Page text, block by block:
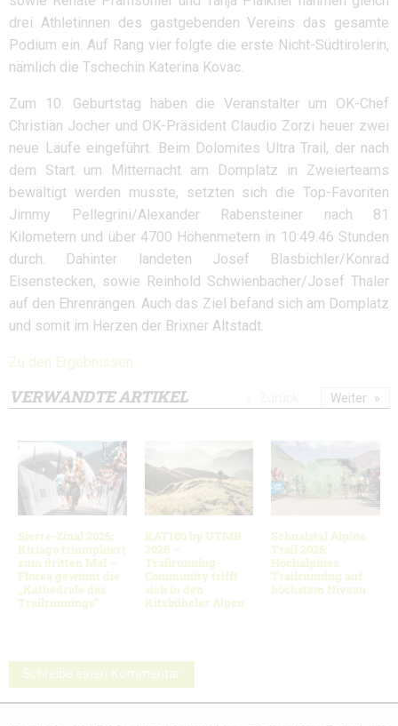
drei Athletinnen des gastgebenden Vereins das gesamte
Podium ein. Auf Rang vier folgte die erste Nicht-Südtirolerin,
nämlich die Tschechin Katerina Kovac.
Zum 10. Geburtstag haben die Veranstalter um OK-Chef
Christian Jocher und OK-Präsident Claudio Zorzi heuer zwei
neue Läufe eingeführt. Beim Dolomites Ultra Trail, der nach
dem Start um Mitternacht am Domplatz in Zweierteams
bewältigt werden musste, setzten sich die Top-Favoriten
Jimmy Pellegrini/Alexander Rabensteiner nach 81
Kilometern und über 4700 Höhenmetern in 10:49.46 Stunden
durch. Dahinter landeten Josef Blasbichler/Konrad
Eisenstecken, sowie Reinhold Schwienbacher/Josef Thaler
auf den Ehrenrängen. Auch das Ziel befand sich am Domplatz
und somit im Herzen der Brixner Altstadt.
Zu den Ergebnissen
VERWANDTE ARTIKEL
Sierre-Zinal 2026:
Kiriago triumphiert
zum dritten Mal –
Florea gewinnt die
„Kathedrale des
Trailrunnings“
KAT100 by UTMB
2026 –
Trailrunning-
Community trifft
sich in den
Kitzbüheler Alpen
Schnalstal Alpine
Trail 2026:
Hochalpines
Trailrunning auf
höchstem Niveau
Weiter
Schreibe einen Kommentar